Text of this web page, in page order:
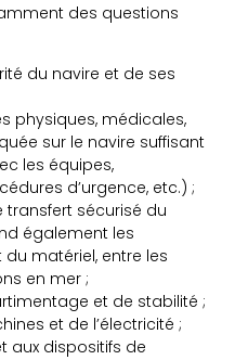
des questions
du navire et de ses
physiques, médicales,
sur le navire suffisant
les équipes,
d’urgence, etc.) ;
transfert sécurisé du
également les
matériel, entre les
en mer ;
et de stabilité ;
et de l’électricité ;
aux dispositifs de